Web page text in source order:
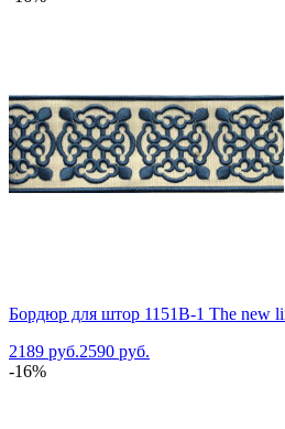
Бордюр для штор 1151B-1 The new
2189 руб.2590 руб.
-16%